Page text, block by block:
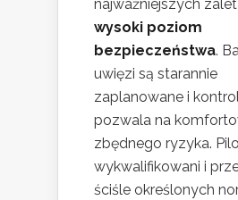
najważniejszych
wysoki poziom
bezpieczeństwa.
uwięzi są starannie
zaplanowane i
pozwala na
zbędnego ryzyka.
wykwalifikowani i
ściśle określonych